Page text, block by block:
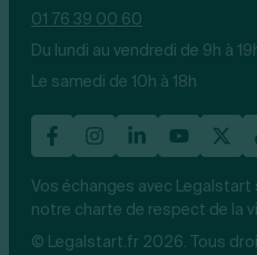
01 76 39 00 60
Du lundi au vendredi de 9h à
Le samedi de 10h à 18h
Vos échanges avec
notre charte de respect de la
© Legalstart.fr 2026. Tous